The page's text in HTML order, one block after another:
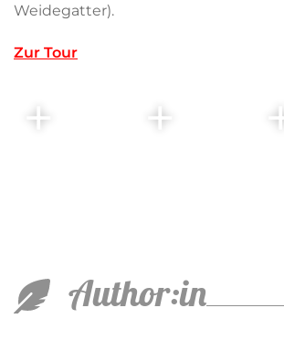
Weidegatter).
Zur Tour
Author:in